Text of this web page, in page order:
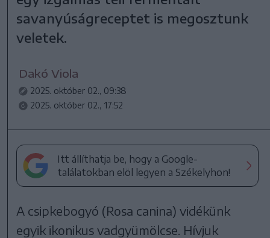
savanyúságreceptet is megosztunk
veletek.
Dakó Viola
2025. október 02., 09:38
2025. október 02., 17:52
Itt állíthatja be, hogy a Google-
találatokban elöl legyen a Székelyhon!
A csipkebogyó (Rosa canina) vidékünk
egyik ikonikus vadgyümölcse. Hívjuk